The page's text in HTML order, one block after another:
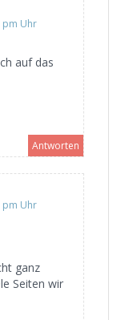
pm Uhr
auf das
Antworten
pm Uhr
ganz
Seiten wir